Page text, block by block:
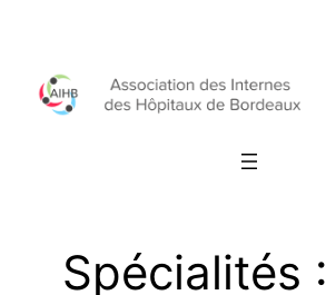
contenu
Spécialités :